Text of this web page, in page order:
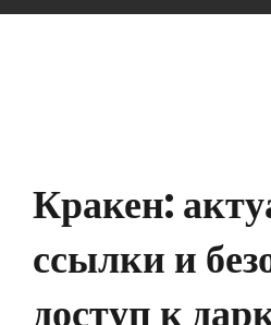
Кракен:
ссылки и
доступ к